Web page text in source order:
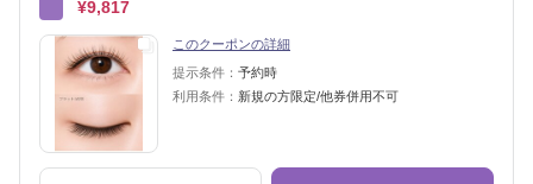
¥9,817
このクーポンの詳細
提示条件： 予約時
利用条件： 新規の方限定/他券併用不可